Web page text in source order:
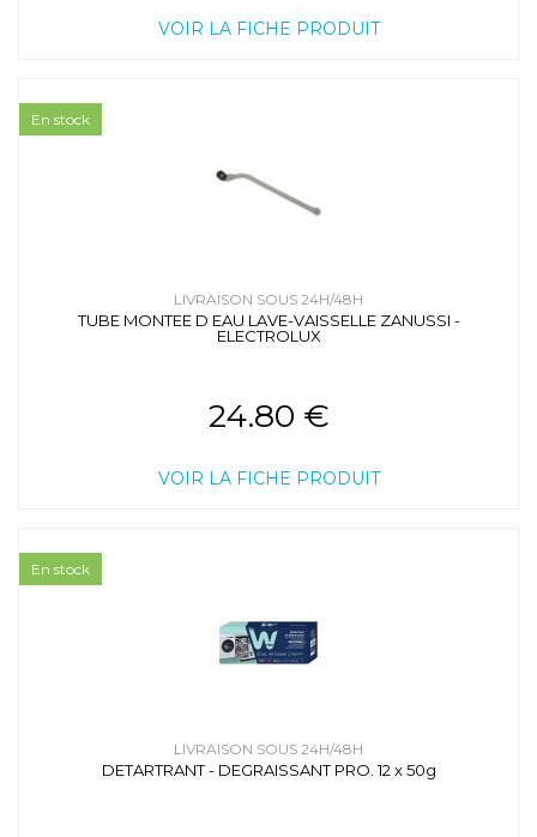
VOIR LA FICHE PRODUIT
LIVRAISON SOUS 24H/48H
TUBE MONTEE D EAU LAVE-VAISSELLE ZANUSSI -
ELECTROLUX
24.80 €
VOIR LA FICHE PRODUIT
En stock
LIVRAISON SOUS 24H/48H
DETARTRANT - DEGRAISSANT PRO. 12 x 50g
En stock